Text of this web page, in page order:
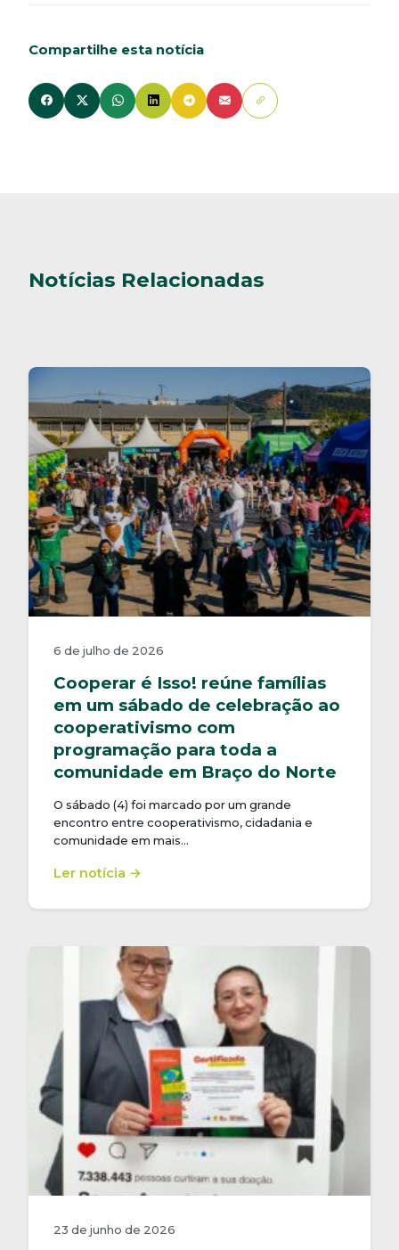
Compartilhe esta notícia
Notícias Relacionadas
6 de julho de 2026
Cooperar é Isso! reúne famílias
em um sábado de celebração ao
cooperativismo com
programação para toda a
comunidade em Braço do Norte
O sábado (4) foi marcado por um grande
encontro entre cooperativismo, cidadania e
comunidade em mais…
Ler notícia →
23 de junho de 2026